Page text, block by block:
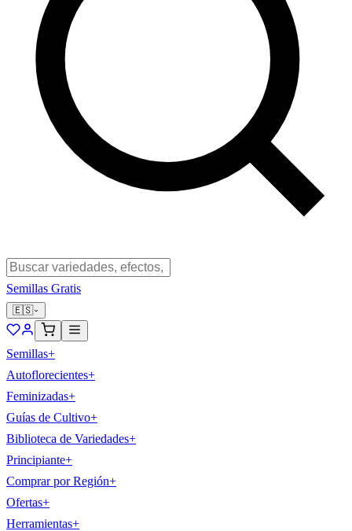
Semillas Gratis
🇪🇸
Semillas+
Autoflorecientes+
Feminizadas+
Guías de Cultivo+
Biblioteca de Variedades+
Principiante+
Comprar por Región+
Ofertas+
Herramientas+